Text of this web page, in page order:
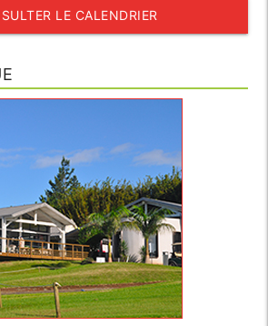
LE CALENDRIER